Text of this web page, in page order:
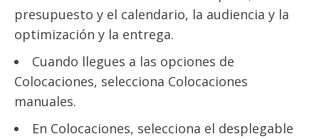
presupuesto y el calendario, la audiencia y la
optimización y la entrega.
Cuando llegues a las opciones de
Colocaciones, selecciona Colocaciones
manuales.
En Colocaciones, selecciona el desplegable